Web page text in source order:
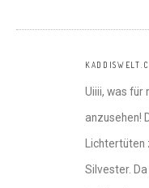
Uiiii, was für
anzusehen!
Silvester.